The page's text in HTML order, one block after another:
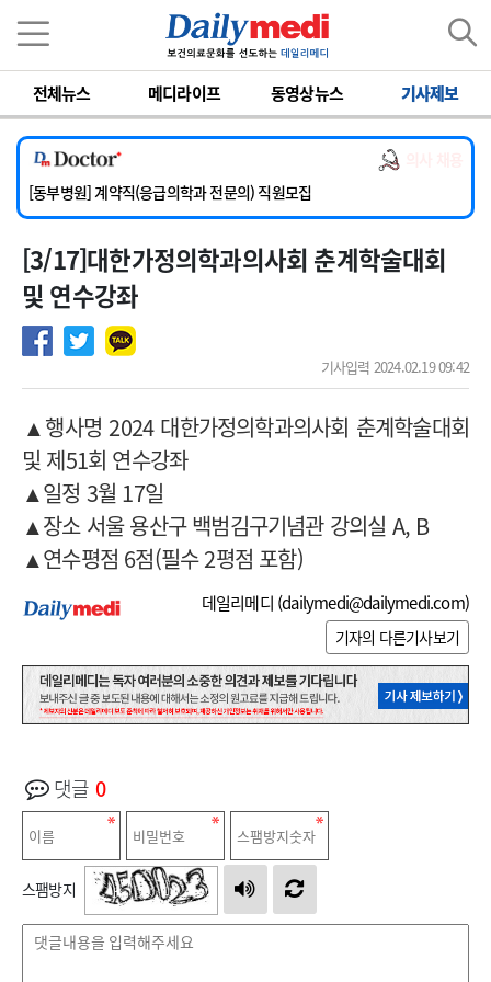
전체뉴스 메디라이프 동영상뉴스 기사제보
[서울아산병원] 2026년 하반기 인턴 모집
[영남대학교의료원] 마취통증의학과 임기제 임상의사 채용
[충남대학교병원] 소아청소년과(소아응급전담) 계약직 의사 공개채용
[동부병원] 계약직(응급의학과 전문의) 직원모집
[이대목동병원] 하반기 전공의(레지던트1년차) 모집
[서울아산병원] 2026년 하반기 인턴 모집
[영남대학교의료원] 마취통증의학과 임기제 임상의사 채용
[3/17]대한가정의학과의사회 춘계학술대회
및 연수강좌
기사입력 2024.02.19 09:42
▲행사명 2024 대한가정의학과의사회 춘계학술대회
및 제51회 연수강좌
▲일정 3월 17일
▲장소 서울 용산구 백범김구기념관 강의실 A, B
▲연수평점 6점(필수 2평점 포함)
데일리메디 (dailymedi@dailymedi.com)
기자의 다른기사보기
댓글 0
스팸방지